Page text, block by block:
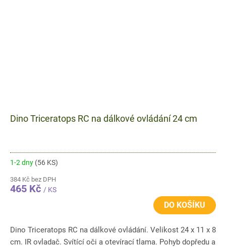
Dino Triceratops RC na dálkové ovládání 24 cm
1-2 dny (56 KS)
384 Kč bez DPH
465 Kč / KS
DO KOŠÍKU
Dino Triceratops RC na dálkové ovládání. Velikost 24 x 11 x 8
cm. IR ovladač. Svítící oči a otevírací tlama. Pohyb dopředu a